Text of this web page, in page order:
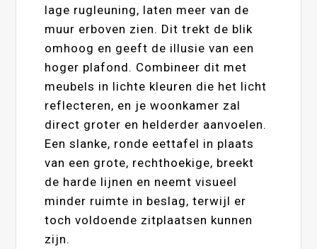
lage rugleuning, laten meer van de
muur erboven zien. Dit trekt de blik
omhoog en geeft de illusie van een
hoger plafond. Combineer dit met
meubels in lichte kleuren die het licht
reflecteren, en je woonkamer zal
direct groter en helderder aanvoelen.
Een slanke, ronde eettafel in plaats
van een grote, rechthoekige, breekt
de harde lijnen en neemt visueel
minder ruimte in beslag, terwijl er
toch voldoende zitplaatsen kunnen
zijn.